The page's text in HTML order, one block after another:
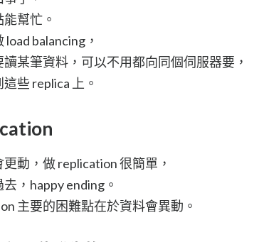
幫忙。
balancing，
某筆資料，可以不用都向同個伺服器要，
些 replica 上。
動，做 replication 很簡單，
，happy ending。
主要的困難點在於資料會異動。